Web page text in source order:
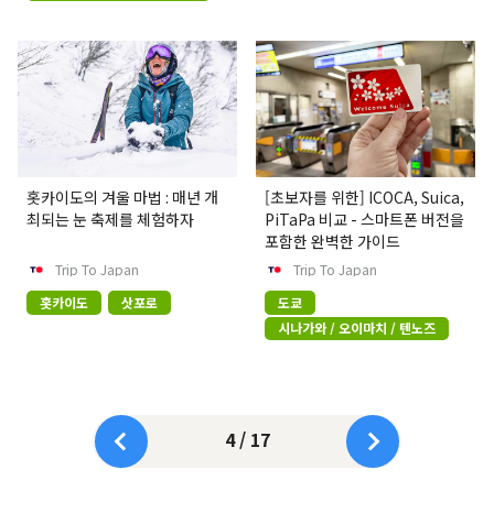
홋카이도의 겨울 마법 : 매년 개
최되는 눈 축제를 체험하자
Trip To Japan
홋카이도
삿포로
[초보자를 위한] ICOCA, Suica,
PiTaPa 비교 - 스마트폰 버전을
포함한 완벽한 가이드
Trip To Japan
도쿄
시나가와 / 오이마치 / 텐노즈
4 / 17